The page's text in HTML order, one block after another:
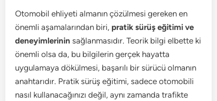
Otomobil ehliyeti almanın çözülmesi gereken en
önemli aşamalarından biri, pratik sürüş eğitimi ve
deneyimlerinin sağlanmasıdır. Teorik bilgi elbette ki
önemli olsa da, bu bilgilerin gerçek hayatta
uygulamaya dökülmesi, başarılı bir sürücü olmanın
anahtarıdır. Pratik sürüş eğitimi, sadece otomobili
nasıl kullanacağınızı değil, aynı zamanda trafikte